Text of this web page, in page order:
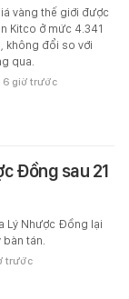
vàng thế giới được
Kitco ở mức 4.341
không đổi so với
qua.
6 giờ trước
Đồng sau 21
Lý Nhược Đồng lại
tán.
trước